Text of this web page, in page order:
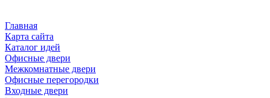
Главная
Карта сайта
Каталог идей
Офисные двери
Межкомнатные двери
Офисные перегородки
Входные двери